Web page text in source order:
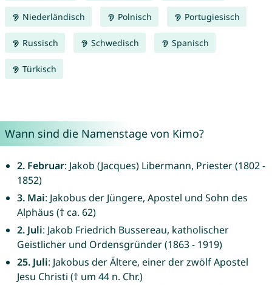
Niederländisch Polnisch Portugiesisch
Russisch Schwedisch Spanisch
Türkisch
Wann sind die Namenstage von Kimo?
2. Februar: Jakob (Jacques) Libermann, Priester (1802 -
1852)
3. Mai: Jakobus der Jüngere, Apostel und Sohn des
Alphäus († ca. 62)
2. Juli: Jakob Friedrich Bussereau, katholischer
Geistlicher und Ordensgründer (1863 - 1919)
25. Juli: Jakobus der Ältere, einer der zwölf Apostel
Jesu Christi († um 44 n. Chr.)